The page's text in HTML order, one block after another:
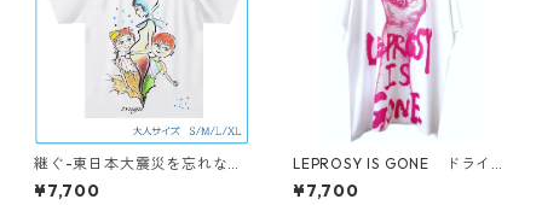
継ぐ-東日本大震災を忘れな
い- Tシャツ
¥7,700
LEPROSY IS GONE ドライT
シャツ（キッズ〜大人XL）
¥7,700